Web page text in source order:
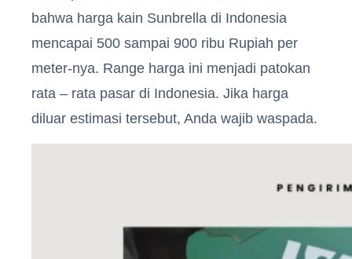
bahwa harga kain Sunbrella di Indonesia
mencapai 500 sampai 900 ribu Rupiah per
meter-nya. Range harga ini menjadi patokan
rata – rata pasar di Indonesia. Jika harga
diluar estimasi tersebut, Anda wajib waspada.